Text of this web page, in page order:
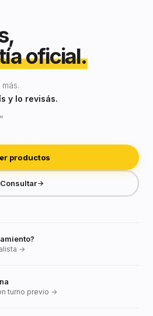
oficial.
y lo revisás.
productos
Consultar
→
turno previo →